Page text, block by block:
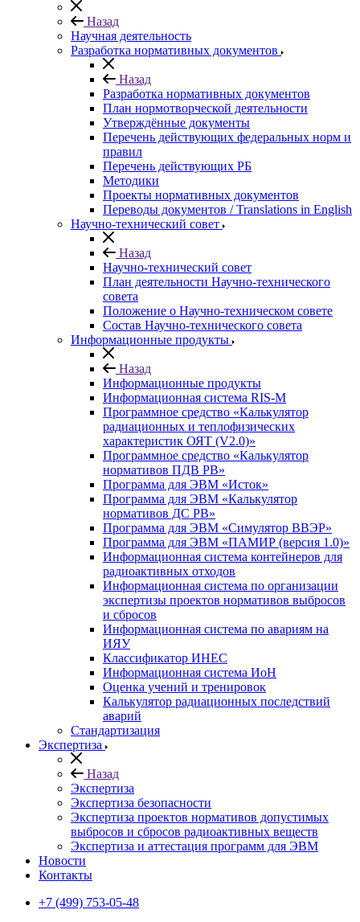
Назад
Научная деятельность
Разработка нормативных документов
Назад
Разработка нормативных документов
План нормотворческой деятельности
Утверждённые документы
Перечень действующих федеральных норм и
правил
Перечень действующих РБ
Методики
Проекты нормативных документов
Переводы документов / Translations in English
Научно-технический совет
Назад
Научно-технический совет
План деятельности Научно-технического
совета
Положение о Научно-техническом совете
Состав Научно-технического совета
Информационные продукты
Назад
Информационные продукты
Информационная система RIS-M
Программное средство «Калькулятор
радиационных и теплофизических
характеристик ОЯТ (V2.0)»
Программное средство «Калькулятор
нормативов ПДВ РВ»
Программа для ЭВМ «Исток»
Программа для ЭВМ «Калькулятор
нормативов ДС РВ»
Программа для ЭВМ «Симулятор ВВЭР»
Программа для ЭВМ «ПАМИР (версия 1.0)»
Информационная система контейнеров для
радиоактивных отходов
Информационная система по организации
экспертизы проектов нормативов выбросов
и сбросов
Информационная система по авариям на
ИЯУ
Классификатор ИНЕС
Информационная система ИоН
Оценка учений и тренировок
Калькулятор радиационных последствий
аварий
Стандартизация
Экспертиза
Назад
Экспертиза
Экспертиза безопасности
Экспертиза проектов нормативов допустимых
выбросов и сбросов радиоактивных веществ
Экспертиза и аттестация программ для ЭВМ
Новости
Контакты
+7 (499) 753-05-48